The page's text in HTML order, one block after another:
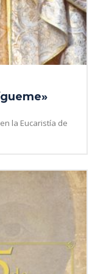
en la Eucaristía de